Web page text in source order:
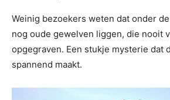
Weinig bezoekers weten dat onder
nog oude gewelven liggen, die nooit
opgegraven. Een stukje mysterie dat
spannend maakt.